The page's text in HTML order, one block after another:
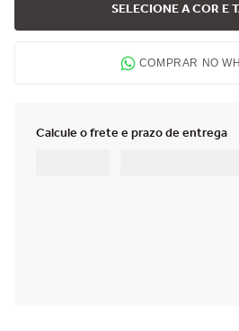
SELECIONE A COR E
COMPRAR NO